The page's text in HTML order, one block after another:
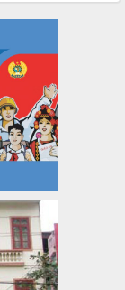
tự động
về các cấp
xếp tổ chức bộ
hiệu lực, hiệu
động của